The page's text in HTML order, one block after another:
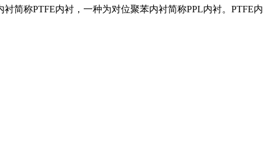
简称PTFE内衬，一种为对位聚苯内衬简称PPL内衬。PTFE